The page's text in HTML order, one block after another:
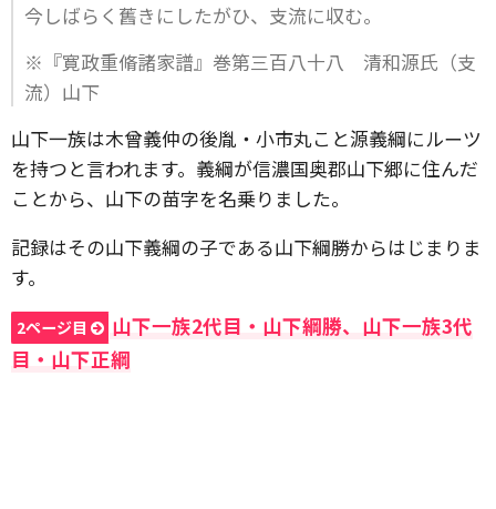
今しばらく舊きにしたがひ、支流に収む。
※『寛政重脩諸家譜』巻第三百八十八 清和源氏（支
流）山下
山下一族は木曾義仲の後胤・小市丸こと源義綱にルーツ
を持つと言われます。義綱が信濃国奥郡山下郷に住んだ
ことから、山下の苗字を名乗りました。
記録はその山下義綱の子である山下綱勝からはじまりま
す。
2ページ目
山下一族2代目・山下綱勝、山下一族3代
目・山下正綱